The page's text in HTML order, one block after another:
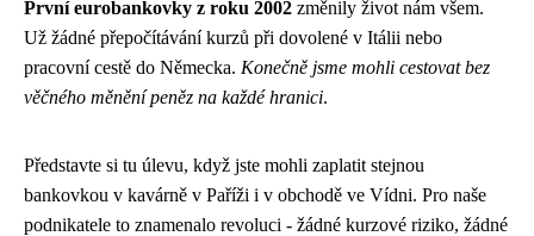
První eurobankovky z roku 2002 změnily život nám všem.
Už žádné přepočítávání kurzů při dovolené v Itálii nebo
pracovní cestě do Německa. Konečně jsme mohli cestovat bez
věčného měnění peněz na každé hranici.
Představte si tu úlevu, když jste mohli zaplatit stejnou
bankovkou v kavárně v Paříži i v obchodě ve Vídni. Pro naše
podnikatele to znamenalo revoluci - žádné kurzové riziko, žádné